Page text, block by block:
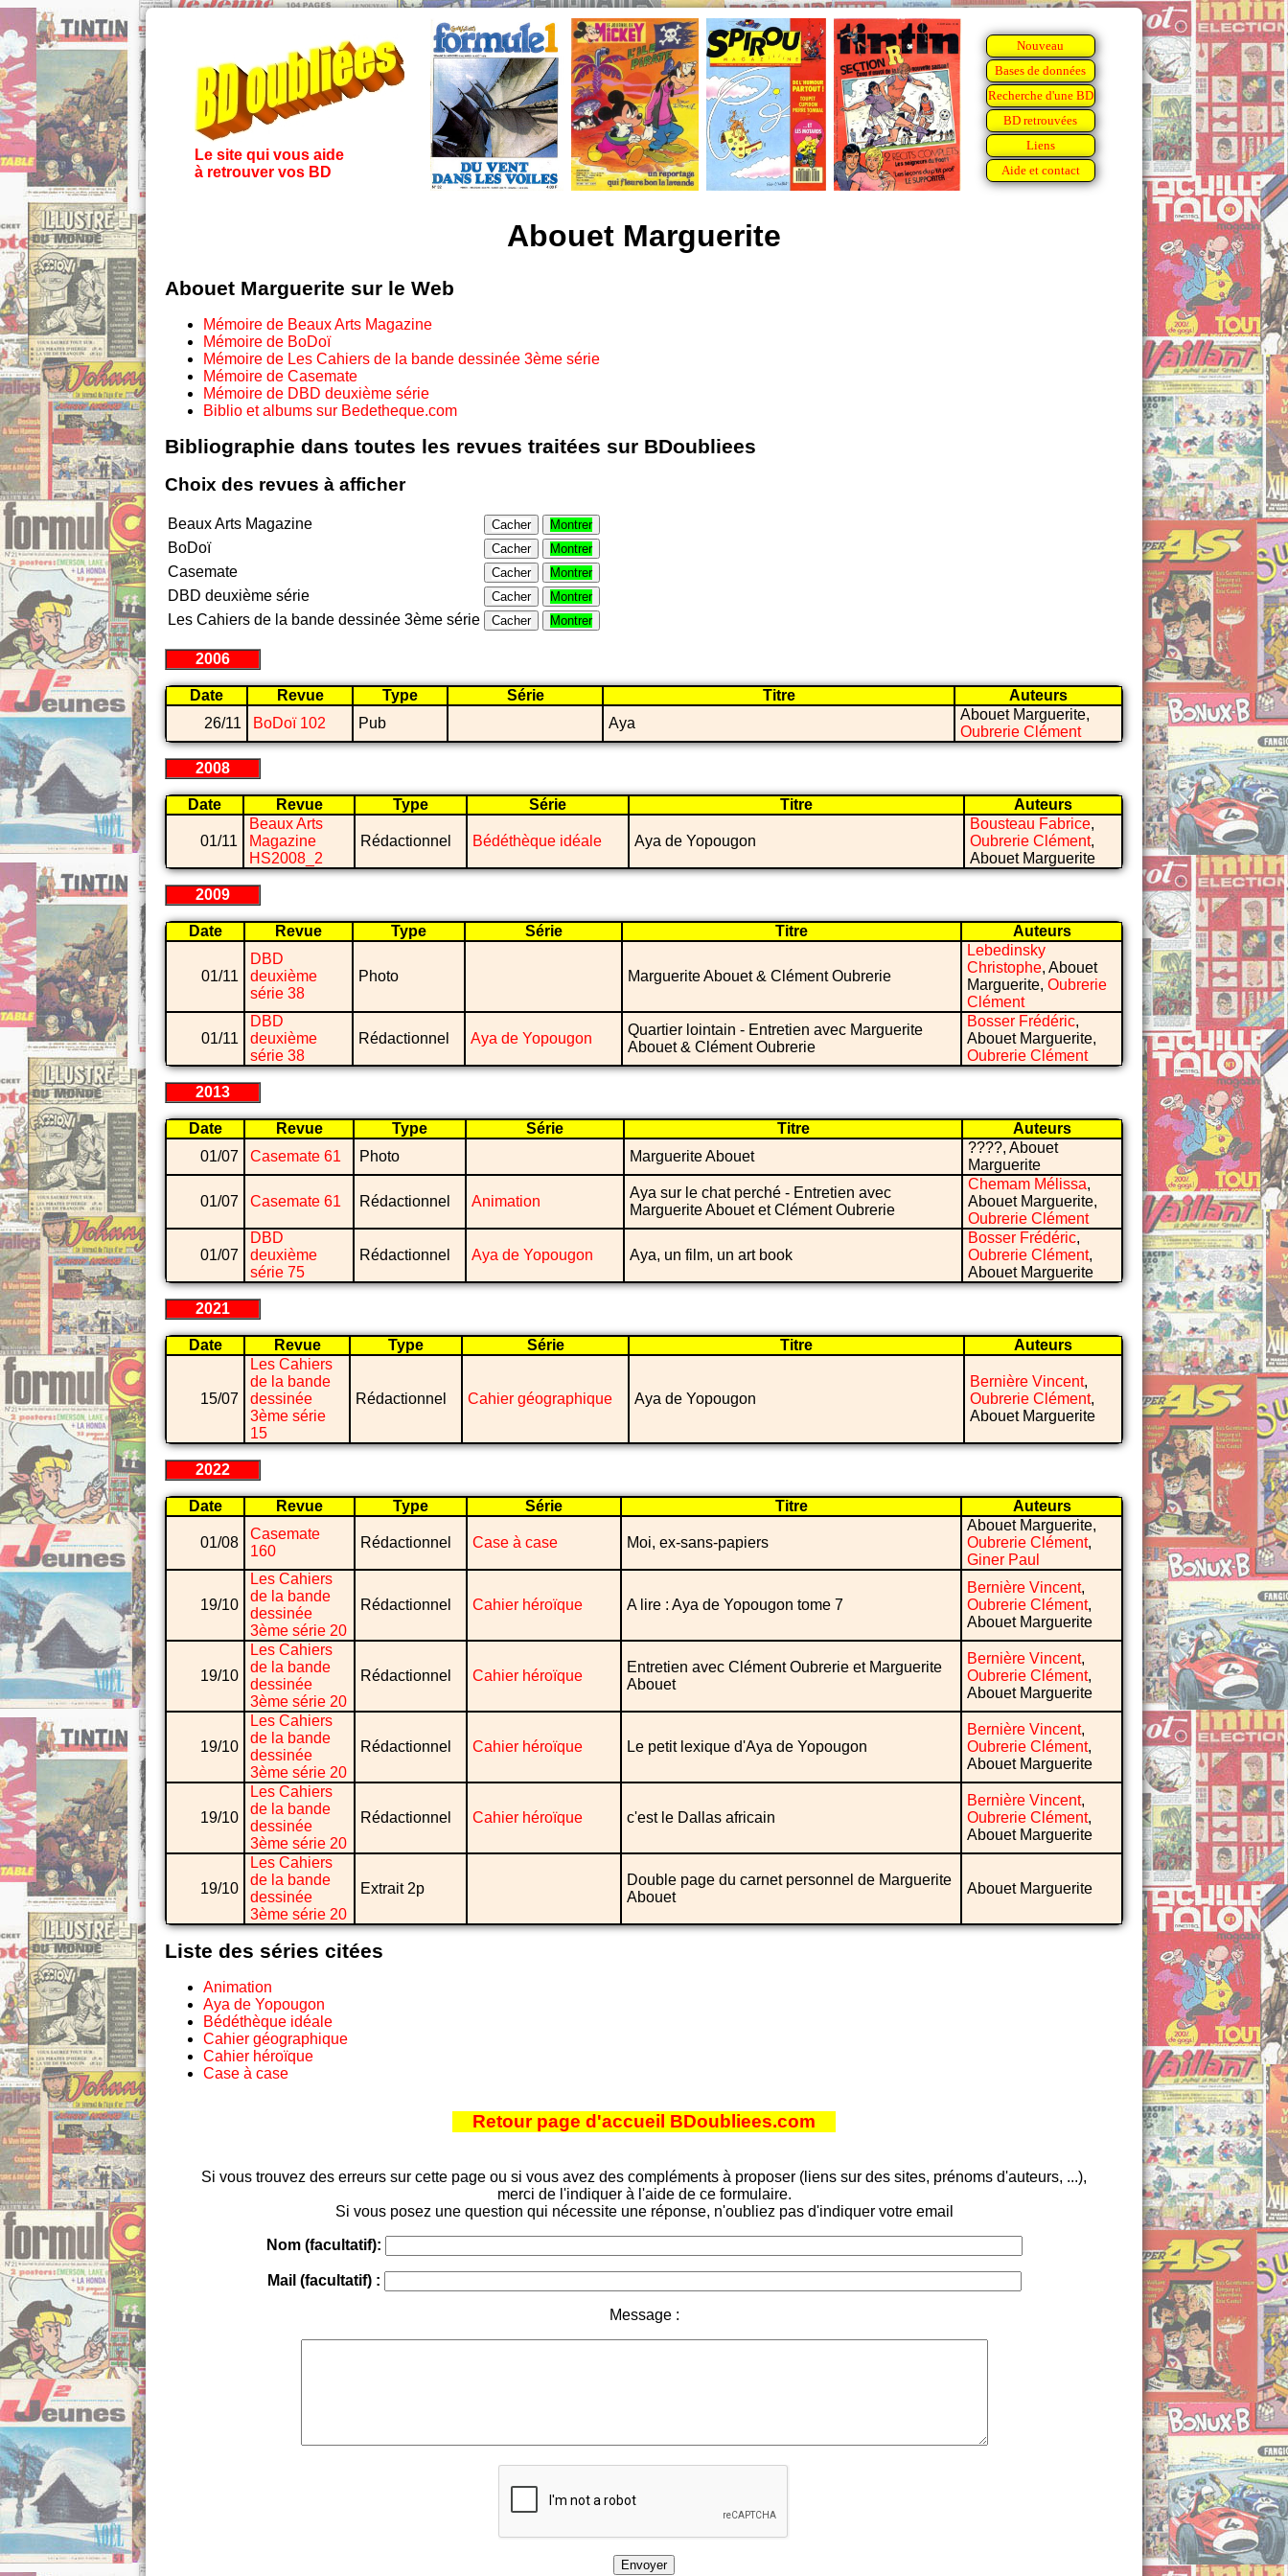
Le site qui vous aide
à retrouver vos BD
Nouveau
Bases de données
Recherche d'une BD
BD retrouvées
Liens
Aide et contact
Abouet Marguerite
Abouet Marguerite sur le Web
Mémoire de Beaux Arts Magazine
Mémoire de BoDoï
Mémoire de Les Cahiers de la bande dessinée 3ème série
Mémoire de Casemate
Mémoire de DBD deuxième série
Biblio et albums sur Bedetheque.com
Bibliographie dans toutes les revues traitées sur BDoubliees
Choix des revues à afficher
Beaux Arts Magazine Cacher Montrer
BoDoï Cacher Montrer
Casemate Cacher Montrer
DBD deuxième série Cacher Montrer
Les Cahiers de la bande dessinée 3ème série Cacher Montrer
2006
Date Revue Type Série Titre
Auteurs
26/11
BoDoï 102 Pub Aya
Abouet Marguerite,
Oubrerie Clément
2008
Date Revue Type Série Titre Auteurs
01/11
Beaux Arts
Magazine
HS2008_2
Rédactionnel Bédéthèque idéale Aya de Yopougon
Bousteau Fabrice,
Oubrerie Clément,
Abouet Marguerite
2009
Date Revue Type Série Titre Auteurs
01/11
DBD
deuxième
série 38
Photo Marguerite Abouet & Clément Oubrerie
Lebedinsky
Christophe, Abouet
Marguerite, Oubrerie
Clément
01/11
DBD
deuxième
série 38
Rédactionnel Aya de Yopougon
Quartier lointain - Entretien avec Marguerite
Abouet & Clément Oubrerie
Bosser Frédéric,
Abouet Marguerite,
Oubrerie Clément
2013
Date Revue Type Série Titre
Auteurs
01/07
Casemate 61 Photo Marguerite Abouet
????, Abouet
Marguerite
01/07 Casemate 61 Rédactionnel Animation
Aya sur le chat perché - Entretien avec
Marguerite Abouet et Clément Oubrerie
Chemam Mélissa,
Abouet Marguerite,
Oubrerie Clément
01/07
DBD
deuxième
série 75
Rédactionnel Aya de Yopougon Aya, un film, un art book
Bosser Frédéric,
Oubrerie Clément,
Abouet Marguerite
2021
Date Revue Type Série Titre Auteurs
15/07
Les Cahiers
de la bande
dessinée
3ème série
15
Rédactionnel Cahier géographique Aya de Yopougon
Bernière Vincent,
Oubrerie Clément,
Abouet Marguerite
2022
Date Revue Type Série Titre Auteurs
01/08
Casemate
160
Rédactionnel Case à case Moi, ex-sans-papiers
Abouet Marguerite,
Oubrerie Clément,
Giner Paul
19/10
Les Cahiers
de la bande
dessinée
3ème série 20
Rédactionnel Cahier héroïque A lire : Aya de Yopougon tome 7
Bernière Vincent,
Oubrerie Clément,
Abouet Marguerite
19/10
Les Cahiers
de la bande
dessinée
3ème série 20
Rédactionnel Cahier héroïque
Entretien avec Clément Oubrerie et Marguerite
Abouet
Bernière Vincent,
Oubrerie Clément,
Abouet Marguerite
19/10
Les Cahiers
de la bande
dessinée
3ème série 20
Rédactionnel Cahier héroïque Le petit lexique d'Aya de Yopougon
Bernière Vincent,
Oubrerie Clément,
Abouet Marguerite
19/10
Les Cahiers
de la bande
dessinée
3ème série 20
Rédactionnel Cahier héroïque c'est le Dallas africain
Bernière Vincent,
Oubrerie Clément,
Abouet Marguerite
19/10
Les Cahiers
de la bande
dessinée
3ème série 20
Extrait 2p
Double page du carnet personnel de Marguerite
Abouet
Abouet Marguerite
Liste des séries citées
Animation
Aya de Yopougon
Bédéthèque idéale
Cahier géographique
Cahier héroïque
Case à case
Retour page d'accueil BDoubliees.com
Si vous trouvez des erreurs sur cette page ou si vous avez des compléments à proposer (liens sur des sites, prénoms d'auteurs, ...),
merci de l'indiquer à l'aide de ce formulaire.
Si vous posez une question qui nécessite une réponse, n'oubliez pas d'indiquer votre email
Nom (facultatif):
Mail (facultatif) :
Message :